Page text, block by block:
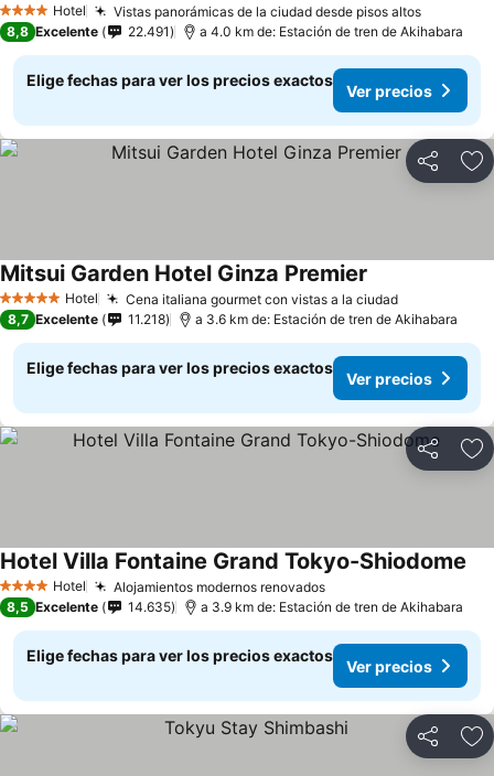
4 EstrellasHotel Vistas panorámicas de la ciudad desde pisos altos
8,8 Excelente 22.491 a 4.0 km de: Estación de tren de Akihabara
Elige fechas para ver los precios exactos
Ver precios
Compartir
5 Estrellas Hotel Cena italiana gourmet con vistas a la ciudad
Mitsui Garden Hotel Ginza Premier
8,7 Excelente 11.218 a 3.6 km de: Estación de tren de Akihabara
Elige fechas para ver los precios exactos
Ver precios
Compartir
4 EstrellasHotel Alojamientos modernos renovados
Hotel Villa Fontaine Grand Tokyo-Shiodome
8,5 Excelente 14.635 a 3.9 km de: Estación de tren de Akihabara
Elige fechas para ver los precios exactos
Ver precios
Compartir